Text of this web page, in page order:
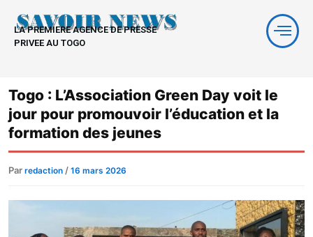
contenu
LA PREMIERE AGENCE DE PRESSE
PRIVEE AU TOGO
Togo : L’Association Green Day voit le
jour pour promouvoir l’éducation et la
formation des jeunes
Par redaction / 16 mars 2026